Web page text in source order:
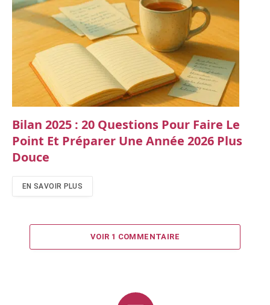
Bilan 2025 : 20 Questions Pour Faire Le
Point Et Préparer Une Année 2026 Plus
Douce
EN SAVOIR PLUS
VOIR 1 COMMENTAIRE